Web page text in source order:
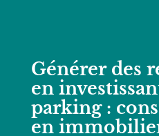
Générer des
en
parking :
en